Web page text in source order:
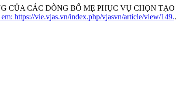
CỦA CÁC DÒNG BỐ MẸ PHỤC VỤ CHỌN TẠO
https://vie.vjas.vn/index.php/vjasvn/article/view/149..